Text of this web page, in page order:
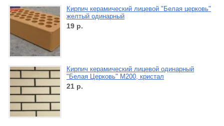
Кирпич керамический лицевой "Белая церковь"
желтый одинарный
19 р.
Кирпич керамический лицевой одинарный
"Белая Церковь" М200, кристал
21 р.